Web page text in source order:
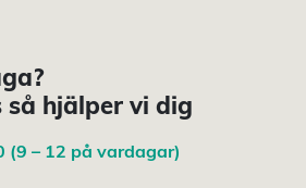
så hjälper vi dig
(9 – 12 på vardagar)